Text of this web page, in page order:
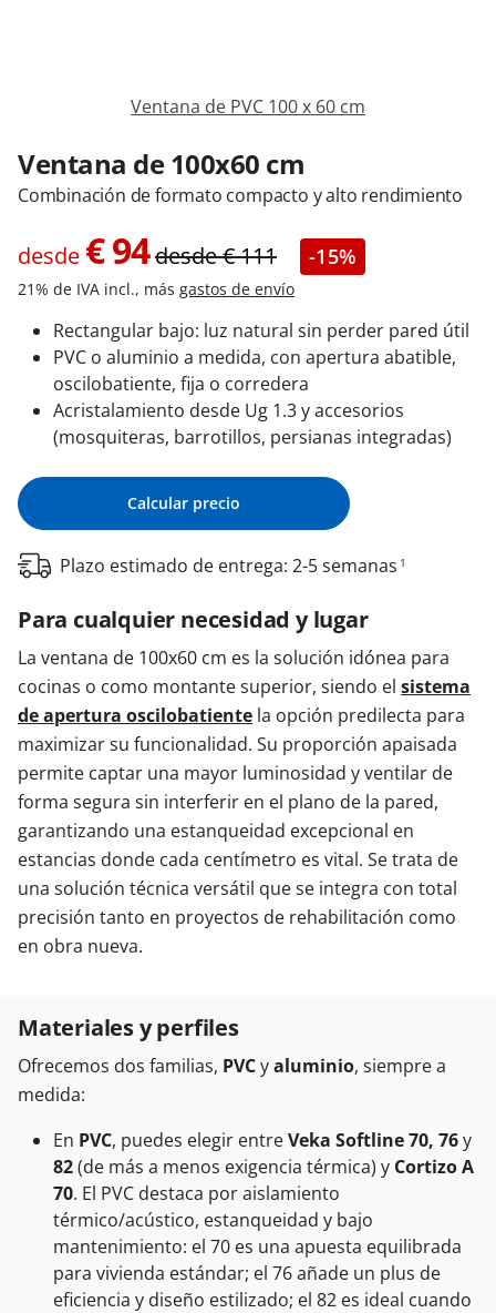
Ventana de PVC 100 x 60 cm
Ventana de 100x60 cm
Combinación de formato compacto y alto rendimiento
desde €94desde€111 -15%
21% de IVA incl., más gastos de envío
Rectangular bajo: luz natural sin perder pared útil
PVC o aluminio a medida, con apertura abatible,
oscilobatiente, fija o corredera
Acristalamiento desde Ug 1.3 y accesorios
(mosquiteras, barrotillos, persianas integradas)
Calcular precio
Plazo estimado de entrega: 2-5 semanas 1
Para cualquier necesidad y lugar
La ventana de 100x60 cm es la solución idónea para
cocinas o como montante superior, siendo el sistema
de apertura oscilobatiente la opción predilecta para
maximizar su funcionalidad. Su proporción apaisada
permite captar una mayor luminosidad y ventilar de
forma segura sin interferir en el plano de la pared,
garantizando una estanqueidad excepcional en
estancias donde cada centímetro es vital. Se trata de
una solución técnica versátil que se integra con total
precisión tanto en proyectos de rehabilitación como
en obra nueva.
Materiales y perfiles
Ofrecemos dos familias, PVCyaluminio, siempre a
medida:
En PVC, puedes elegir entreVeka Softline 70, 76y
82(de más a menos exigencia térmica) y Cortizo A
70. El PVC destaca por aislamiento
térmico/acústico, estanqueidad y bajo
mantenimiento: el 70 es una apuesta equilibrada
para vivienda estándar; el 76 añade un plus de
eficiencia y diseño estilizado; el 82 es ideal cuando